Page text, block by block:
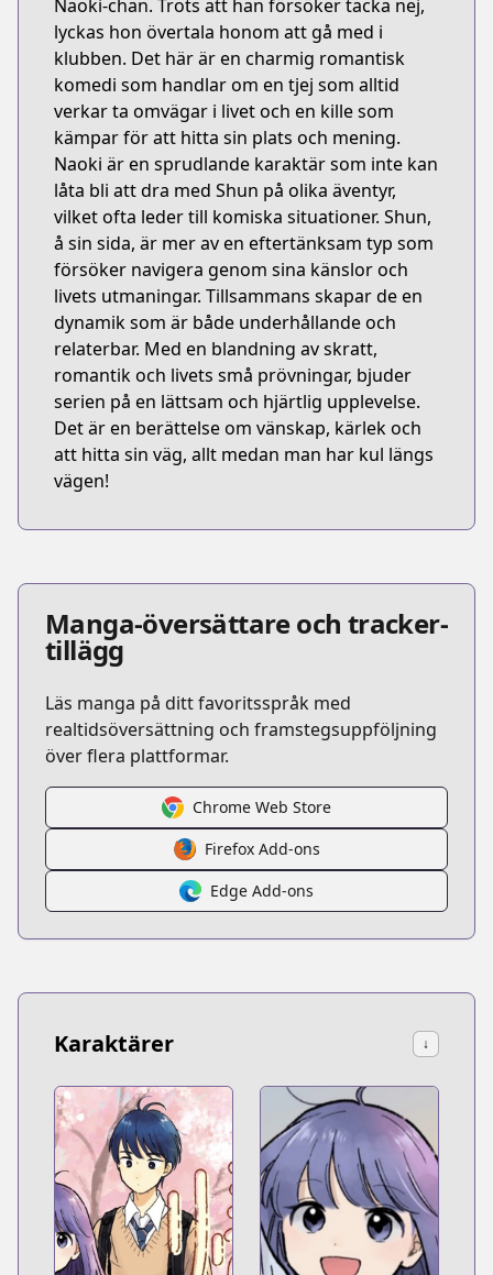
Naoki-chan. Trots att han försöker tacka nej,
lyckas hon övertala honom att gå med i
klubben. Det här är en charmig romantisk
komedi som handlar om en tjej som alltid
verkar ta omvägar i livet och en kille som
kämpar för att hitta sin plats och mening.
Naoki är en sprudlande karaktär som inte kan
låta bli att dra med Shun på olika äventyr,
vilket ofta leder till komiska situationer. Shun,
å sin sida, är mer av en eftertänksam typ som
försöker navigera genom sina känslor och
livets utmaningar. Tillsammans skapar de en
dynamik som är både underhållande och
relaterbar. Med en blandning av skratt,
romantik och livets små prövningar, bjuder
serien på en lättsam och hjärtlig upplevelse.
Det är en berättelse om vänskap, kärlek och
att hitta sin väg, allt medan man har kul längs
vägen!
Manga-översättare och tracker-
tillägg
Läs manga på ditt favoritsspråk med
realtidsöversättning och framstegsuppföljning
över flera plattformar.
Chrome Web Store
Firefox Add-ons
Edge Add-ons
Karaktärer ↓